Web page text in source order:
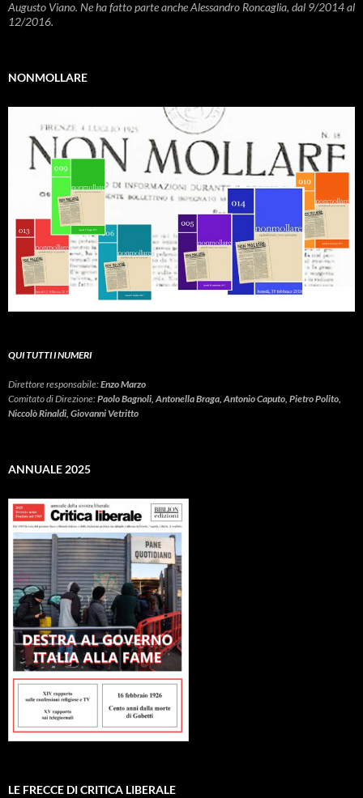
Augusto Viano. Ne ha fatto parte anche Alessandro Roncaglia, dal 9/2014 al
12/2016.
NONMOLLARE
QUI TUTTI I NUMERI
Direttore responsabile:Enzo Marzo
Comitato di Direzione:Paolo Bagnoli, Antonella Braga, Antonio Caputo, Pietro Polito,
Niccolò Rinaldi, Giovanni Vetritto
ANNUALE 2025
LE FRECCE DI CRITICA LIBERALE